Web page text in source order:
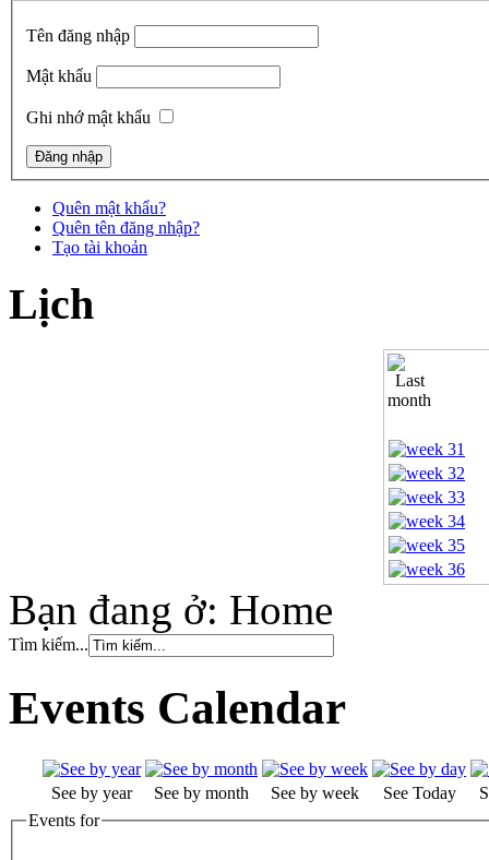
Tên đăng nhập
Mật khẩu
Ghi nhớ mật khẩu
Quên mật khẩu?
Quên tên đăng nhập?
Tạo tài khoản
Lịch
Bạn đang ở: Home
Tìm kiếm...
Events Calendar
See by year See by month See by week See Today
Events for